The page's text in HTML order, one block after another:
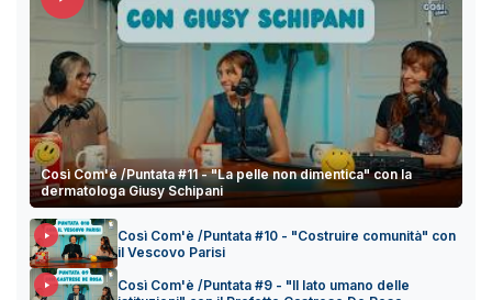
Così Com'è /Puntata #11 - "La pelle non dimentica" con la
dermatologa Giusy Schipani
Così Com'è /Puntata #10 - "Costruire comunità" con
il Vescovo Parisi
Così Com'è /Puntata #9 - "Il lato umano delle